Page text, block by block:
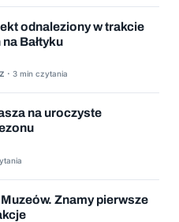
odnaleziony w trakcie
Bałtyku
· 3 min czytania
na uroczyste
Znamy pierwsze